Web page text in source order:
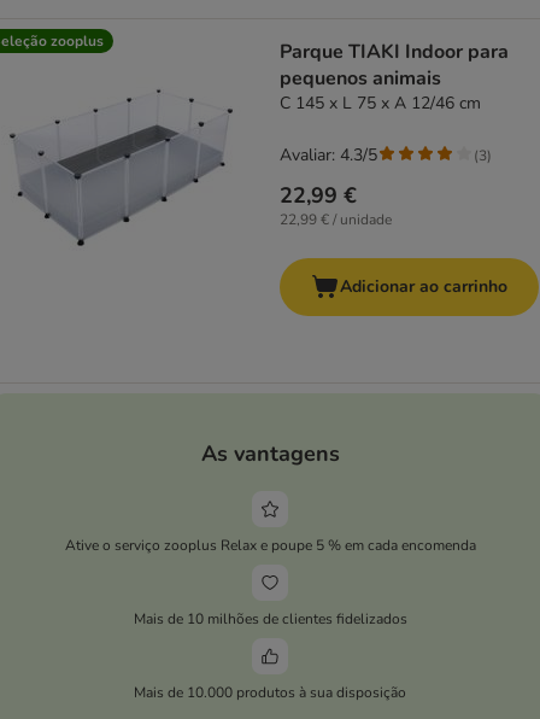
zooplus
Parque TIAKI Indoor para
pequenos animais
C 145 x L 75 x A 12/46 cm
22,99 €
22,99 € / unidade
Avaliar: 4.3/5 (3)
Adicionar ao carrinho
As vantagens
Ative o serviço zooplus Relax e poupe 5 % em cada encomenda
Mais de 10 milhões de clientes fidelizados
Mais de 10.000 produtos à sua disposição